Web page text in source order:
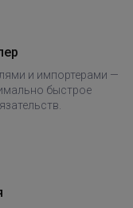
и импортерами —
быстрое